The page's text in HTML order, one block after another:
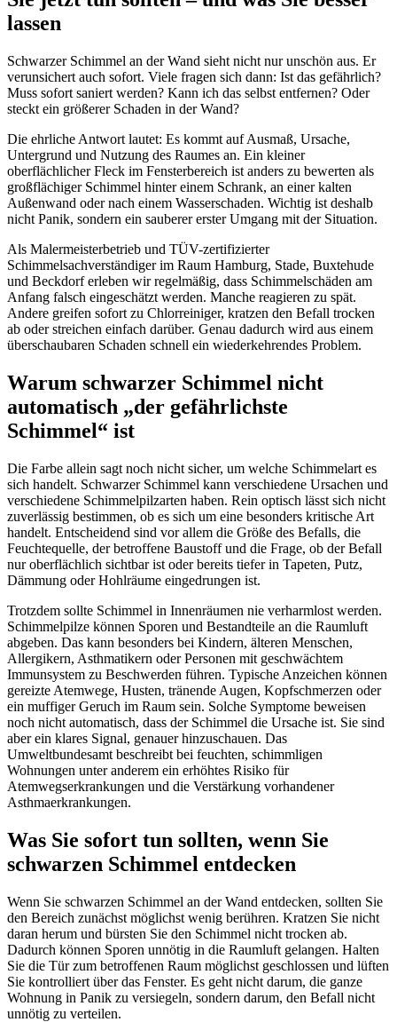
lassen
Schwarzer Schimmel an der Wand sieht nicht nur unschön aus. Er
verunsichert auch sofort. Viele fragen sich dann: Ist das gefährlich?
Muss sofort saniert werden? Kann ich das selbst entfernen? Oder
steckt ein größerer Schaden in der Wand?
Die ehrliche Antwort lautet: Es kommt auf Ausmaß, Ursache,
Untergrund und Nutzung des Raumes an. Ein kleiner
oberflächlicher Fleck im Fensterbereich ist anders zu bewerten als
großflächiger Schimmel hinter einem Schrank, an einer kalten
Außenwand oder nach einem Wasserschaden. Wichtig ist deshalb
nicht Panik, sondern ein sauberer erster Umgang mit der Situation.
Als Malermeisterbetrieb und TÜV-zertifizierter
Schimmelsachverständiger im Raum Hamburg, Stade, Buxtehude
und Beckdorf erleben wir regelmäßig, dass Schimmelschäden am
Anfang falsch eingeschätzt werden. Manche reagieren zu spät.
Andere greifen sofort zu Chlorreiniger, kratzen den Befall trocken
ab oder streichen einfach darüber. Genau dadurch wird aus einem
überschaubaren Schaden schnell ein wiederkehrendes Problem.
Warum schwarzer Schimmel nicht
automatisch „der gefährlichste
Schimmel“ ist
Die Farbe allein sagt noch nicht sicher, um welche Schimmelart es
sich handelt. Schwarzer Schimmel kann verschiedene Ursachen und
verschiedene Schimmelpilzarten haben. Rein optisch lässt sich nicht
zuverlässig bestimmen, ob es sich um eine besonders kritische Art
handelt. Entscheidend sind vor allem die Größe des Befalls, die
Feuchtequelle, der betroffene Baustoff und die Frage, ob der Befall
nur oberflächlich sichtbar ist oder bereits tiefer in Tapeten, Putz,
Dämmung oder Hohlräume eingedrungen ist.
Trotzdem sollte Schimmel in Innenräumen nie verharmlost werden.
Schimmelpilze können Sporen und Bestandteile an die Raumluft
abgeben. Das kann besonders bei Kindern, älteren Menschen,
Allergikern, Asthmatikern oder Personen mit geschwächtem
Immunsystem zu Beschwerden führen. Typische Anzeichen können
gereizte Atemwege, Husten, tränende Augen, Kopfschmerzen oder
ein muffiger Geruch im Raum sein. Solche Symptome beweisen
noch nicht automatisch, dass der Schimmel die Ursache ist. Sie sind
aber ein klares Signal, genauer hinzuschauen. Das
Umweltbundesamt beschreibt bei feuchten, schimmligen
Wohnungen unter anderem ein erhöhtes Risiko für
Atemwegserkrankungen und die Verstärkung vorhandener
Asthmaerkrankungen.
Was Sie sofort tun sollten, wenn Sie
schwarzen Schimmel entdecken
Wenn Sie schwarzen Schimmel an der Wand entdecken, sollten Sie
den Bereich zunächst möglichst wenig berühren. Kratzen Sie nicht
daran herum und bürsten Sie den Schimmel nicht trocken ab.
Dadurch können Sporen unnötig in die Raumluft gelangen. Halten
Sie die Tür zum betroffenen Raum möglichst geschlossen und lüften
Sie kontrolliert über das Fenster. Es geht nicht darum, die ganze
Wohnung in Panik zu versiegeln, sondern darum, den Befall nicht
unnötig zu verteilen.